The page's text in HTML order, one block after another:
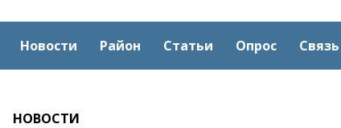
Новости Район Статьи Опрос
НОВОСТИ